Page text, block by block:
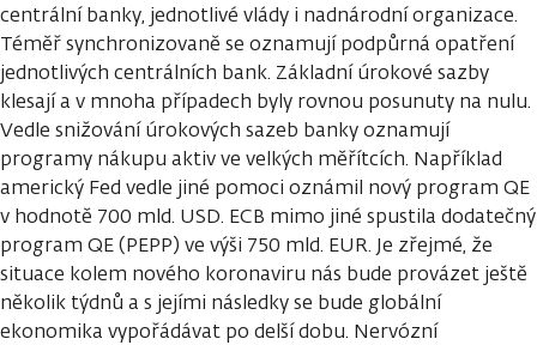
centrální banky, jednotlivé vlády i nadnárodní organizace.
Téměř synchronizovaně se oznamují podpůrná opatření
jednotlivých centrálních bank. Základní úrokové sazby
klesají a v mnoha případech byly rovnou posunuty na nulu.
Vedle snižování úrokových sazeb banky oznamují
programy nákupu aktiv ve velkých měřítcích. Například
americký Fed vedle jiné pomoci oznámil nový program QE
v hodnotě 700 mld. USD. ECB mimo jiné spustila dodatečný
program QE (PEPP) ve výši 750 mld. EUR. Je zřejmé, že
situace kolem nového koronaviru nás bude provázet ještě
několik týdnů a s jejími následky se bude globální
ekonomika vypořádávat po delší dobu. Nervózní